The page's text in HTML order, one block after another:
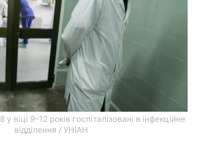
у віці 9-12 років госпіталізовані в інфекційне
відділення / УНІАН